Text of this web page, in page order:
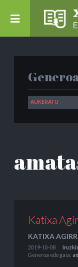
Katixa
KATIXA
2019-10-08
Generoa edo gaia: